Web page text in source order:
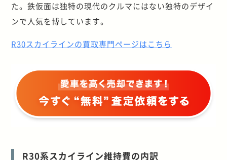
た。鉄仮面は独特の現代のクルマにはない独特のデザイ
ンで人気を博しています。
R30スカイラインの買取専門ページはこちら
R30系スカイライン維持費の内訳